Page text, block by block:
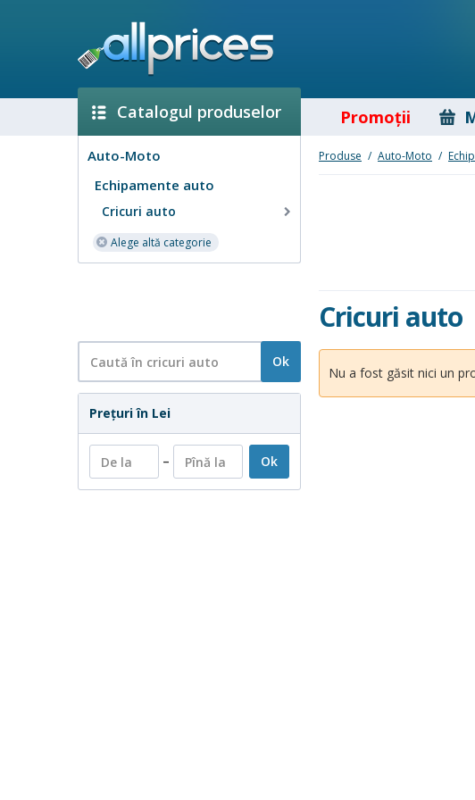
Catalogul produselor Promoţii
Auto-Moto
Echipamente auto
Cricuri auto
Alege altă categorie
Ok
Preţuri în Lei
– Ok
Produse / Auto-Moto /
Cricuri auto
Nu a fost găsit nici un